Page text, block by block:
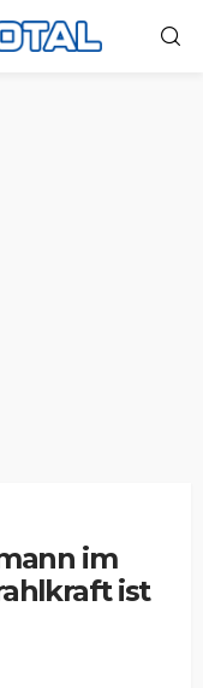
im
ist